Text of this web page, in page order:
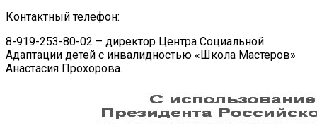
Контактный телефон:
8-919-253-80-02 – директор Центра Социальной
Адаптации детей с инвалидностью «Школа Мастеров»
Анастасия Прохорова.